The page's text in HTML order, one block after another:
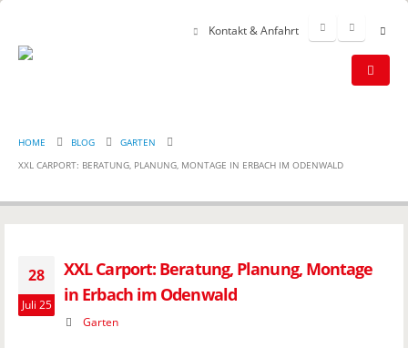
Kontakt & Anfahrt
HOME BLOG
GARTEN
XXL CARPORT: BERATUNG, PLANUNG, MONTAGE IN ERBACH IM ODENWALD
28
Juli 25
XXL Carport: Beratung, Planung, Montage
in Erbach im Odenwald
Garten